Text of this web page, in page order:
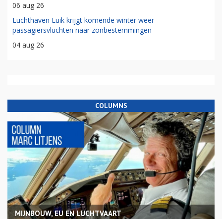
06 aug 26
Luchthaven Luik krijgt komende winter weer
passagiersvluchten naar zonbestemmingen
04 aug 26
COLUMNS
MIJNBOUW, EU EN LUCHTVAART